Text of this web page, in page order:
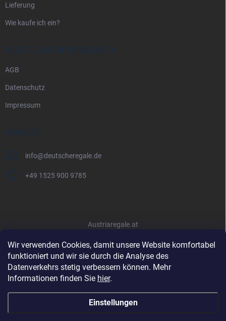
Wir verwenden Cookies, damit unsere Website komfortabel
funktioniert und wir sie durch die Analyse des
Datenverkehrs stetig verbessern können. Mehr
Informationen finden Sie hier.
Einstellungen
Lieferung
Wie kaufe ich ein?
RECHTLICHE INFORMATIONEN
AGB
Datenschutz
Impressum
KONTAKT
info@deutscheregale.de
+49 1525 900 9785
Austriaregale.at